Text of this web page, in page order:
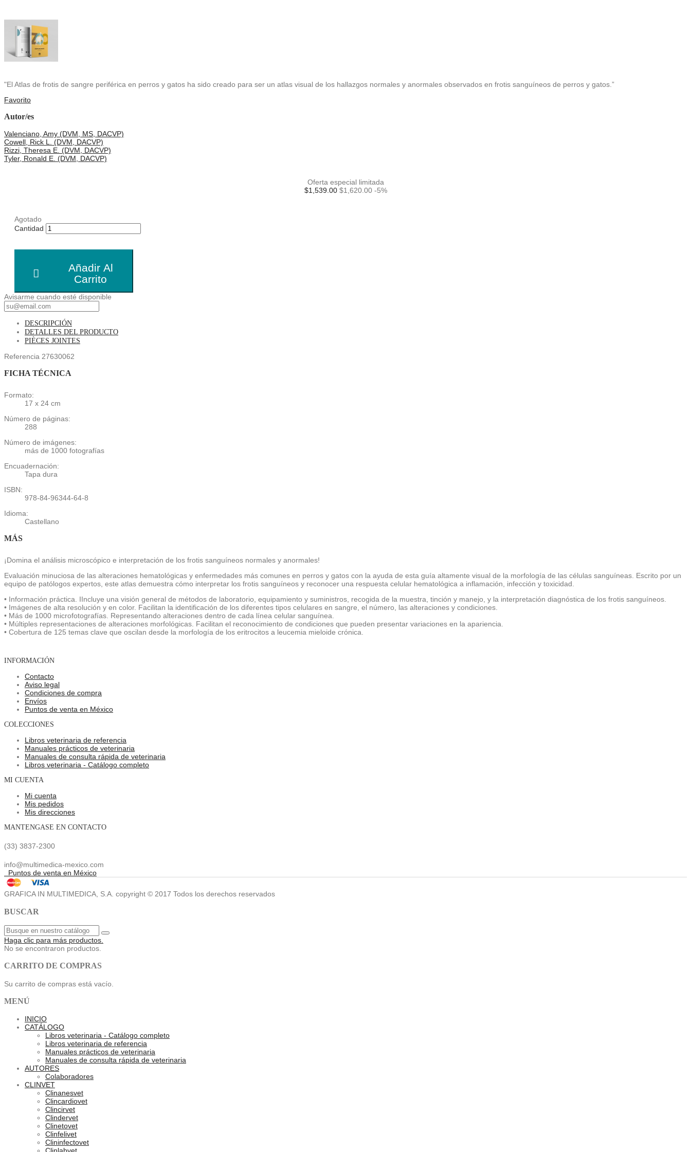
"El Atlas de frotis de sangre periférica en perros y gatos ha sido creado para ser un atlas visual de los hallazgos normales y anormales observados en frotis sanguíneos de perros y gatos.”
Favorito
Autor/es
Valenciano, Amy (DVM, MS, DACVP)
Cowell, Rick L. (DVM, DACVP)
Rizzi, Theresa E. (DVM, DACVP)
Tyler, Ronald E. (DVM, DACVP)
Oferta especial limitada
$1,539.00 $1,620.00 -5%
Agotado
Cantidad
Añadir Al
Carrito
Avisarme cuando esté disponible
DESCRIPCIÓN
DETALLES DEL PRODUCTO
PIÈCES JOINTES
Referencia 27630062
FICHA TÉCNICA
Formato:
17 x 24 cm
Número de páginas:
288
Número de imágenes:
más de 1000 fotografías
Encuadernación:
Tapa dura
ISBN:
978-84-96344-64-8
Idioma:
Castellano
MÁS
¡Domina el análisis microscópico e interpretación de los frotis sanguíneos normales y anormales!
Evaluación minuciosa de las alteraciones hematológicas y enfermedades más comunes en perros y gatos con la ayuda de esta guía altamente visual de la morfología de las células sanguíneas. Escrito por un
equipo de patólogos expertos, este atlas demuestra cómo interpretar los frotis sanguíneos y reconocer una respuesta celular hematológica a inflamación, infección y toxicidad.
• Información práctica. IIncluye una visión general de métodos de laboratorio, equipamiento y suministros, recogida de la muestra, tinción y manejo, y la interpretación diagnóstica de los frotis sanguíneos.
• Imágenes de alta resolución y en color. Facilitan la identificación de los diferentes tipos celulares en sangre, el número, las alteraciones y condiciones.
• Más de 1000 microfotografías. Representando alteraciones dentro de cada línea celular sanguínea.
• Múltiples representaciones de alteraciones morfológicas. Facilitan el reconocimiento de condiciones que pueden presentar variaciones en la apariencia.
• Cobertura de 125 temas clave que oscilan desde la morfología de los eritrocitos a leucemia mieloide crónica.
INFORMACIÓN
Contacto
Aviso legal
Condiciones de compra
Envíos
Puntos de venta en México
COLECCIONES
Libros veterinaria de referencia
Manuales prácticos de veterinaria
Manuales de consulta rápida de veterinaria
Libros veterinaria - Catálogo completo
MI CUENTA
Mi cuenta
Mis pedidos
Mis direcciones
MANTENGASE EN CONTACTO
(33) 3837-2300
info@multimedica-mexico.com
Puntos de venta en México
GRAFICA IN MULTIMEDICA, S.A. copyright © 2017 Todos los derechos reservados
BUSCAR
Haga clic para más productos.
No se encontraron productos.
CARRITO DE COMPRAS
Su carrito de compras está vacío.
MENÚ
INICIO
CATÁLOGO
Libros veterinaria - Catálogo completo
Libros veterinaria de referencia
Manuales prácticos de veterinaria
Manuales de consulta rápida de veterinaria
AUTORES
Colaboradores
CLINVET
Clinanesvet
Clincardiovet
Clincirvet
Clindervet
Clinetovet
Clinfelivet
Clininfectovet